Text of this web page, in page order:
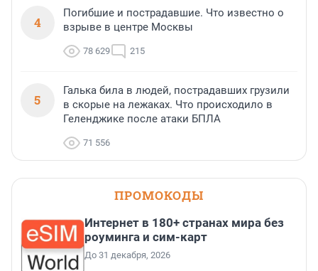
4
Погибшие и пострадавшие. Что известно о
взрыве в центре Москвы
78 629 215
5
Галька била в людей, пострадавших грузили
в скорые на лежаках. Что происходило в
Геленджике после атаки БПЛА
71 556
ПРОМОКОДЫ
Интернет в 180+ странах мира без
роуминга и сим-карт
До 31 декабря, 2026